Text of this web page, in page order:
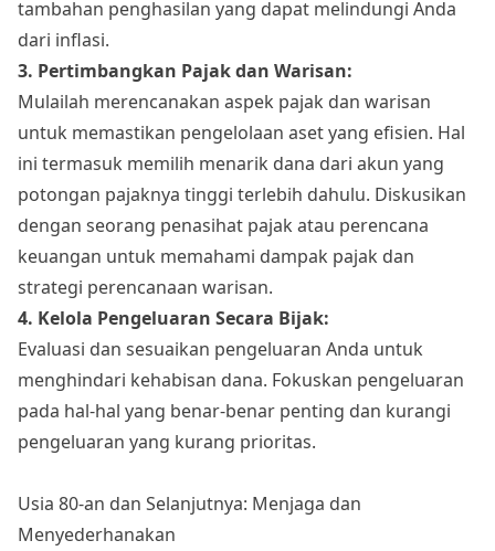
tambahan penghasilan yang dapat melindungi Anda
dari inflasi.
3. Pertimbangkan Pajak dan Warisan:
Mulailah merencanakan aspek pajak dan warisan
untuk memastikan pengelolaan aset yang efisien. Hal
ini termasuk memilih menarik dana dari akun yang
potongan pajaknya tinggi terlebih dahulu. Diskusikan
dengan seorang penasihat pajak atau perencana
keuangan untuk memahami dampak pajak dan
strategi perencanaan warisan.
4. Kelola Pengeluaran Secara Bijak:
Evaluasi dan sesuaikan pengeluaran Anda untuk
menghindari kehabisan dana. Fokuskan pengeluaran
pada hal-hal yang benar-benar penting dan kurangi
pengeluaran yang kurang prioritas.
Usia 80-an dan Selanjutnya: Menjaga dan
Menyederhanakan